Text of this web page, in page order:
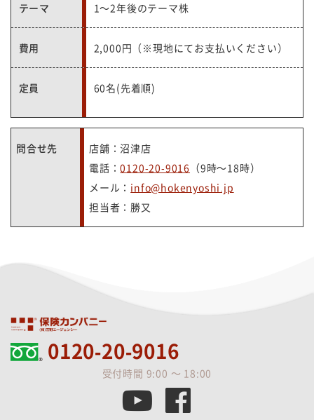
テーマ 1～2年後のテーマ株
費用 2,000円（※現地にてお支払いください）
定員 60名(先着順)
問合せ先
店舗：沼津店
電話：0120-20-9016 （9時～18時）
メール： info@hokenyoshi.jp
担当者：勝又
0120-20-9016
受付時間 9:00 ～ 18:00